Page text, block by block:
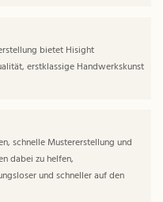
bietet Hisight
erstklassige Handwerkskunst
schnelle Mustererstellung und
dabei zu helfen,
und schneller auf den